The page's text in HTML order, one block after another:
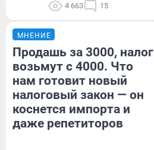
4 663 15
МНЕНИЕ
Продашь за 3000, налог
возьмут с 4000. Что
нам готовит новый
налоговый закон — он
коснется импорта и
даже репетиторов